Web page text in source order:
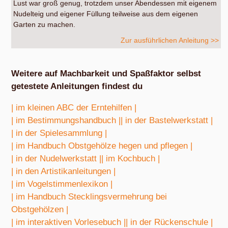
Lust war groß genug, trotzdem unser Abendessen mit eigenem
Nudelteig und eigener Füllung teilweise aus dem eigenen
Garten zu machen.
Zur ausführlichen Anleitung >>
Weitere auf Machbarkeit und Spaßfaktor selbst
getestete Anleitungen findest du
| im kleinen ABC der Erntehilfen |
| im Bestimmungshandbuch |
| in der Bastelwerkstatt |
| in der Spielesammlung |
| im Handbuch Obstgehölze hegen und pflegen |
| in der Nudelwerkstatt |
| im Kochbuch |
| in den Artistikanleitungen |
| im Vogelstimmenlexikon |
| im Handbuch Stecklingsvermehrung bei
Obstgehölzen |
| im interaktiven Vorlesebuch |
| in der Rückenschule |